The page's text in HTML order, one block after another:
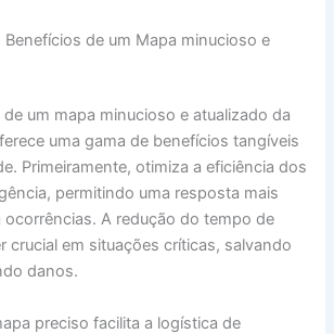
Benefícios de um Mapa minucioso e
um mapa minucioso e atualizado da
uma gama de benefícios tangíveis
Primeiramente, otimiza a eficiência dos
permitindo uma resposta mais
ocorrências. A redução do tempo de
crucial em situações críticas, salvando
danos.
preciso facilita a logística de